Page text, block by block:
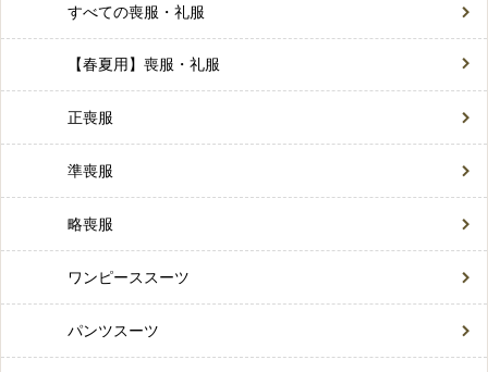
すべての喪服・礼服
【春夏用】喪服・礼服
正喪服
準喪服
略喪服
ワンピーススーツ
パンツスーツ